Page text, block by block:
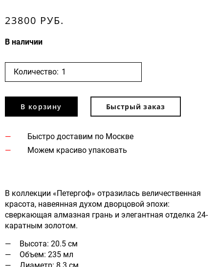
23800 РУБ.
В наличии
Количество:
В корзину Быстрый заказ
Быстро доставим по Москве
Можем красиво упаковать
В коллекции «Петергоф» отразилась величественная
красота, навеянная духом дворцовой эпохи:
сверкающая алмазная грань и элегантная отделка 24-
каратным золотом.
Высота: 20.5 см
Объем: 235 мл